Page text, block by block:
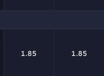
1.85 1.85